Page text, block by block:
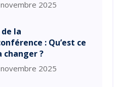
2025
la
: Qu’est ce
changer ?
2025